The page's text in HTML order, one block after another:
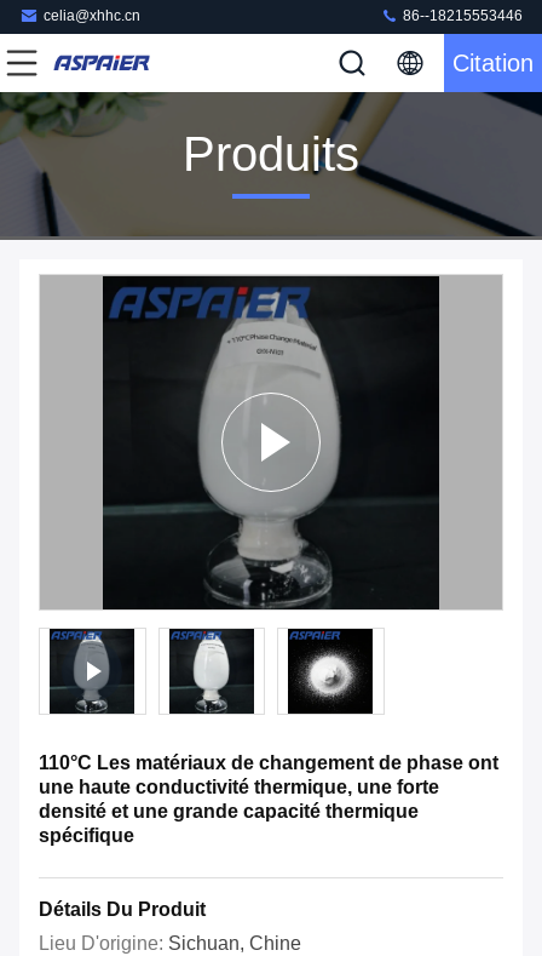
celia@xhhc.cn 86--18215553446
Citation
Produits
110°C Les matériaux de changement de phase ont
une haute conductivité thermique, une forte
densité et une grande capacité thermique
spécifique
Détails Du Produit
Lieu D'origine: Sichuan, Chine